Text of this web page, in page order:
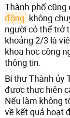
Thành phố cũng
động không
người có thể trở
khoảng 2/3 là
khoa học công
thông tin.
Bí thư Thành ủy
được thực hiện
Nếu làm không
về kết quả hoạt